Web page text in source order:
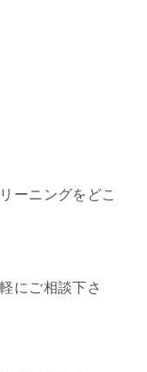
ーニングをどこ
にご相談下さ